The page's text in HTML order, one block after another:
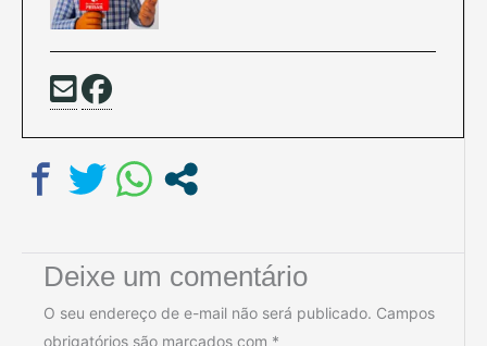
Deixe um comentário
O seu endereço de e-mail não será publicado. Campos
obrigatórios são marcados com *